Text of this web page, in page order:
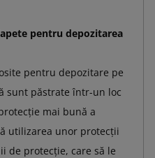
pentru depozitarea
pentru depozitare pe
sunt păstrate într-un loc
mai bună a
utilizarea unor protecții
de protecție, care să le